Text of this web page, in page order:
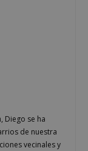
Diego se ha
de nuestra
vecinales y